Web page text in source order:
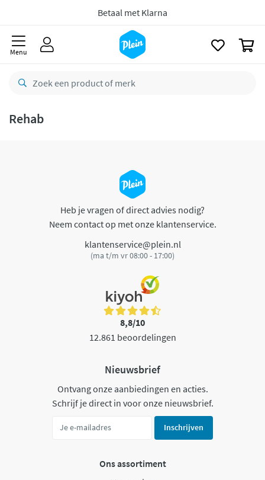
Betaal met Klarna
Menu
Rehab
Heb je vragen of direct advies nodig?
Neem contact op met onze klantenservice.
klantenservice@plein.nl
(ma t/m vr 08:00 - 17:00)
8,8/10
12.861 beoordelingen
Nieuwsbrief
Ontvang onze aanbiedingen en acties.
Schrijf je direct in voor onze nieuwsbrief.
Inschrijven
Ons assortiment